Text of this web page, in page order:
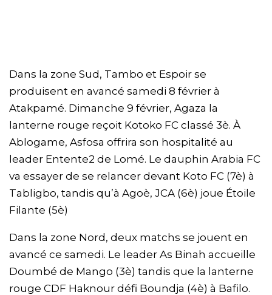
Dans la zone Sud, Tambo et Espoir se
produisent en avancé samedi 8 février à
Atakpamé. Dimanche 9 février, Agaza la
lanterne rouge reçoit Kotoko FC classé 3è. À
Ablogame, Asfosa offrira son hospitalité au
leader Entente2 de Lomé. Le dauphin Arabia FC
va essayer de se relancer devant Koto FC (7è) à
Tabligbo, tandis qu’à Agoè, JCA (6è) joue Étoile
Filante (5è)
Dans la zone Nord, deux matchs se jouent en
avancé ce samedi. Le leader As Binah accueille
Doumbé de Mango (3è) tandis que la lanterne
rouge CDF Haknour défi Boundja (4è) à Bafilo.